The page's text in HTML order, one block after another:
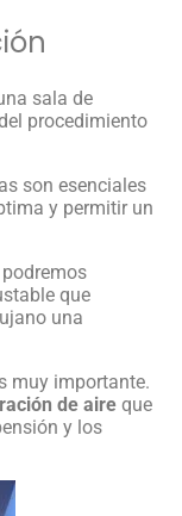
sala de
procedimiento
son esenciales
y permitir un
que
una
muy importante.
de aire que
y los